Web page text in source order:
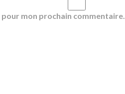
mon prochain commentaire.